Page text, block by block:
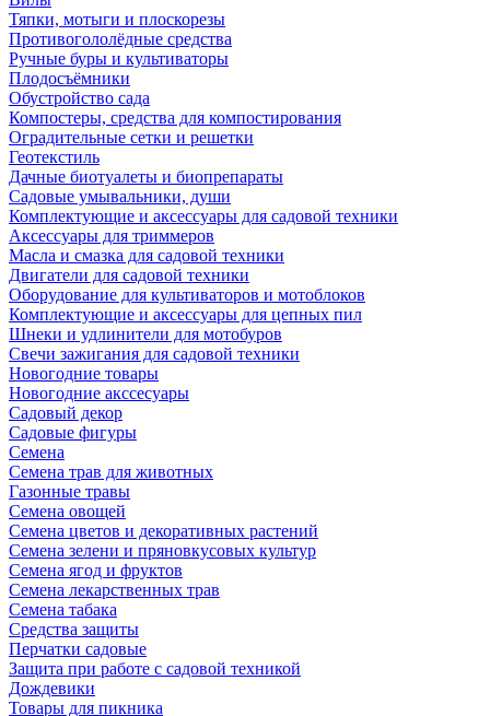
Тяпки, мотыги и плоскорезы
Противогололёдные средства
Ручные буры и культиваторы
Плодосъёмники
Обустройство сада
Компостеры, средства для компостирования
Оградительные сетки и решетки
Геотекстиль
Дачные биотуалеты и биопрепараты
Садовые умывальники, души
Комплектующие и аксессуары для садовой техники
Аксессуары для триммеров
Масла и смазка для садовой техники
Двигатели для садовой техники
Оборудование для культиваторов и мотоблоков
Комплектующие и аксессуары для цепных пил
Шнеки и удлинители для мотобуров
Свечи зажигания для садовой техники
Новогодние товары
Новогодние акссесуары
Садовый декор
Садовые фигуры
Семена
Семена трав для животных
Газонные травы
Семена овощей
Семена цветов и декоративных растений
Семена зелени и пряновкусовых культур
Семена ягод и фруктов
Семена лекарственных трав
Семена табака
Средства защиты
Перчатки садовые
Защита при работе с садовой техникой
Дождевики
Товары для пикника